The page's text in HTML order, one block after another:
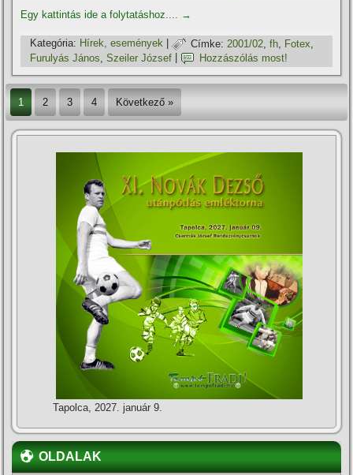
Egy kattintás ide a folytatáshoz.... →
Kategória: Hí­rek, események | Címke: 2001/02 ,fh Fotex
Furulyás János ,Szeiler József Hozzászólás most!
1 2 3 4 Következő »
Tapolca, 2027. január 9.
OLDALAK